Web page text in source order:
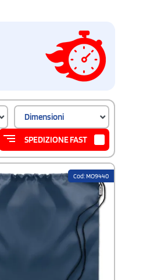
Dimensioni
SPEDIZIONE FAST
Cod: MO9440